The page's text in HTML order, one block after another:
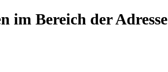
im Bereich der Adresse